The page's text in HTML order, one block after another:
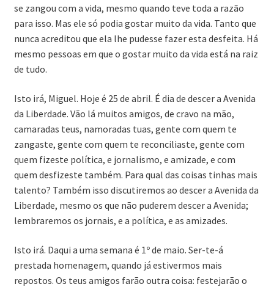
se zangou com a vida, mesmo quando teve toda a razão
para isso. Mas ele só podia gostar muito da vida. Tanto que
nunca acreditou que ela lhe pudesse fazer esta desfeita. Há
mesmo pessoas em que o gostar muito da vida está na raiz
de tudo.
Isto irá, Miguel. Hoje é 25 de abril. É dia de descer a Avenida
da Liberdade. Vão lá muitos amigos, de cravo na mão,
camaradas teus, namoradas tuas, gente com quem te
zangaste, gente com quem te reconciliaste, gente com
quem fizeste política, e jornalismo, e amizade, e com
quem desfizeste também. Para qual das coisas tinhas mais
talento? Também isso discutiremos ao descer a Avenida da
Liberdade, mesmo os que não puderem descer a Avenida;
lembraremos os jornais, e a política, e as amizades.
Isto irá. Daqui a uma semana é 1º de maio. Ser-te-á
prestada homenagem, quando já estivermos mais
repostos. Os teus amigos farão outra coisa: festejarão o